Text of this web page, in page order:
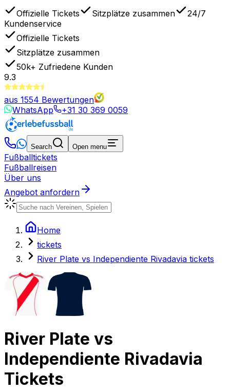
Offizielle Tickets Sitzplätze zusammen
24/7
Kundenservice
Offizielle Tickets
Sitzplätze zusammen
50k+ Zufriedene Kunden
9.3
aus 1554 Bewertungen
WhatsApp
+31 30 369 0059
Search Open menu
Fußballtickets
Fußballreisen
Über uns
Angebot anfordern
Home
tickets
River Plate vs Independiente Rivadavia tickets
River Plate vs
Independiente Rivadavia
Tickets